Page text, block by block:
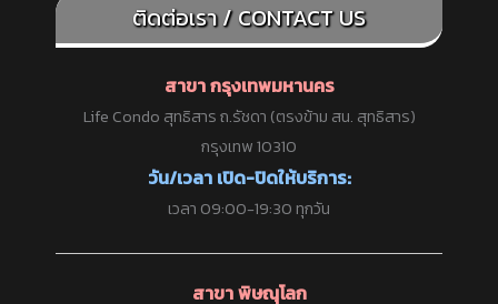
ติดต่อเรา / CONTACT US
สาขา กรุงเทพมหานคร
Life Condo สุทธิสาร ถ.รัชดา (ตรงข้าม สน. สุทธิสาร)
กรุงเทพ 10310
วัน/เวลา เปิด-ปิดให้บริการ:
เวลา 09:00-19:30 ทุกวัน
สาขา พิษณุโลก